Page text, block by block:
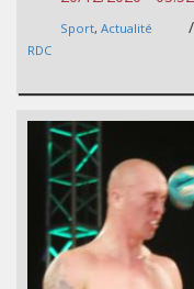
Sport, Actualité /
RDC